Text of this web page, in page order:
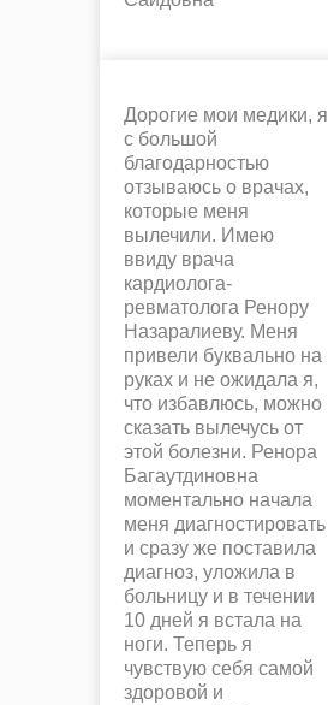
Дорогие мои медики, я
с большой
благодарностью
отзываюсь о врачах,
которые меня
вылечили. Имею
ввиду врача
кардиолога-
ревматолога Ренору
Назаралиеву. Меня
привели буквально на
руках и не ожидала я,
что избавлюсь, можно
сказать вылечусь от
этой болезни. Ренора
Багаутдиновна
моментально начала
меня диагностировать
и сразу же поставила
диагноз, уложила в
больницу и в течении
10 дней я встала на
ноги. Теперь я
чувствую себя самой
здоровой и